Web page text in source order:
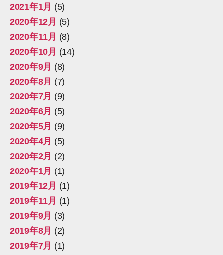
2021年1月 (5)
2020年12月 (5)
2020年11月 (8)
2020年10月 (14)
2020年9月 (8)
2020年8月 (7)
2020年7月 (9)
2020年6月 (5)
2020年5月 (9)
2020年4月 (5)
2020年2月 (2)
2020年1月 (1)
2019年12月 (1)
2019年11月 (1)
2019年9月 (3)
2019年8月 (2)
2019年7月 (1)